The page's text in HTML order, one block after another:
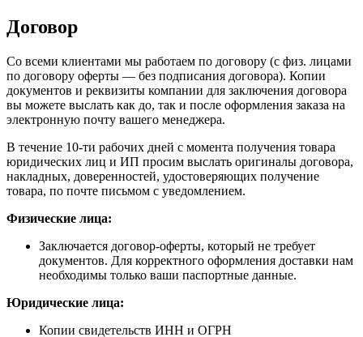
Договор
Со всеми клиентами мы работаем по договору (с физ. лицами
по договору оферты — без подписания договора). Копии
документов и реквизиты компании для заключения договора
вы можете выслать как до, так и после оформления заказа на
электронную почту вашего менеджера.
В течение 10-ти рабочих дней с момента получения товара
юридических лиц и ИП просим выслать оригиналы договора,
накладных, доверенностей, удостоверяющих получение
товара, по почте письмом с уведомлением.
Физические лица:
Заключается договор-оферты, который не требует
документов. Для корректного оформления доставки нам
необходимы только ваши паспортные данные.
Юридические лица:
Копии свидетельств ИНН и ОГРН